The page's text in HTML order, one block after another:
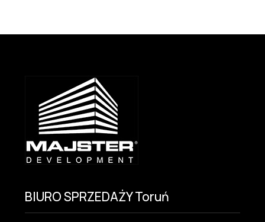
BIURO SPRZEDAŻY Toruń